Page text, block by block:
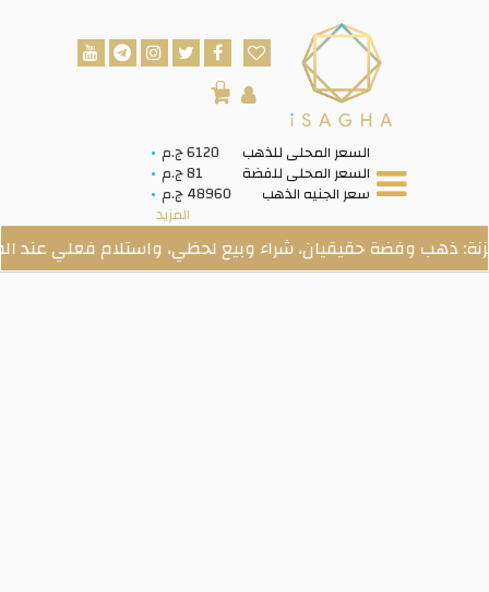
السعر المحلى للذهب 6120 ج.م
السعر المحلى للفضة 81 ج.م
سعر الجنيه الذهب 48960 ج.م
المزيد
0
وفضة حقيقيان، شراء وبيع لحظي، واستلام فعلي عند الطلب.